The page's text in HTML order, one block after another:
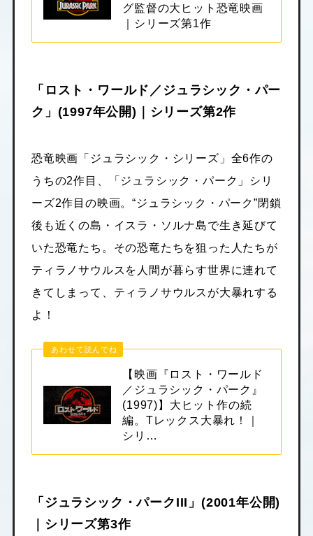
グ監督の大ヒット恐竜映画
｜シリーズ第1作
「ロスト・ワールド／ジュラシック・パー
ク」(1997年公開)｜シリーズ第2作
恐竜映画「ジュラシック・シリーズ」全6作の
うちの2作目、「ジュラシック・パーク」シリ
ーズ2作目の映画。“ジュラシック・パーク”閉鎖
後も近くの島・イスラ・ソルナ島で生き延びて
いた恐竜たち。その恐竜たちを狙った人たちが
ティラノサウルスを人間が暮らす世界に連れて
きてしまって、ティラノサウルスが大暴れする
よ！
あわせて読んでね
【映画『ロスト・ワールド
／ジュラシック・パーク』
(1997)】大ヒット作の続
編。Tレックス大暴れ！｜
シリ…
「ジュラシック・パークIII」(2001年公開)
｜シリーズ第3作